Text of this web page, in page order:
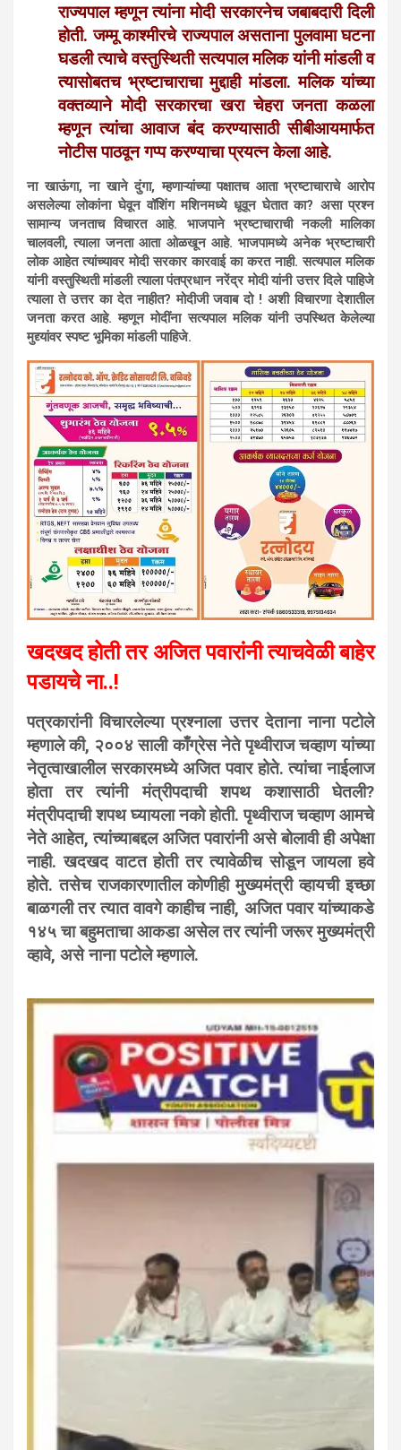
राज्यपाल म्हणून त्यांना मोदी सरकारनेच जबाबदारी दिली
होती. जम्मू काश्मीरचे राज्यपाल असताना पुलवामा घटना
घडली त्याचे वस्तुस्थिती सत्यपाल मलिक यांनी मांडली व
त्यासोबतच भ्रष्टाचाराचा मुद्दाही मांडला. मलिक यांच्या
वक्तव्याने मोदी सरकारचा खरा चेहरा जनता कळला
म्हणून त्यांचा आवाज बंद करण्यासाठी सीबीआयमार्फत
नोटीस पाठवून गप्प करण्याचा प्रयत्न केला आहे.
ना खाऊंगा, ना खाने दुंगा, म्हणाऱ्यांच्या पक्षातच आता भ्रष्टाचाराचे आरोप
असलेल्या लोकांना घेवून वॉशिंग मशिनमध्ये धूवून घेतात का? असा प्रश्न
सामान्य जनताच विचारत आहे. भाजपाने भ्रष्टाचाराची नकली मालिका
चालवली, त्याला जनता आता ओळखून आहे. भाजपामध्ये अनेक भ्रष्टाचारी
लोक आहेत त्यांच्यावर मोदी सरकार कारवाई का करत नाही. सत्यपाल मलिक
यांनी वस्तुस्थिती मांडली त्याला पंतप्रधान नरेंद्र मोदी यांनी उत्तर दिले पाहिजे
त्याला ते उत्तर का देत नाहीत? मोदीजी जवाब दो ! अशी विचारणा देशातील
जनता करत आहे. म्हणून मोदींना सत्यपाल मलिक यांनी उपस्थित केलेल्या
मुद्द्यांवर स्पष्ट भूमिका मांडली पाहिजे.
खदखद होती तर अजित पवारांनी त्याचवेळी बाहेर
पडायचे ना..!
पत्रकारांनी विचारलेल्या प्रश्नाला उत्तर देताना नाना पटोले
म्हणाले की, २००४ साली काँग्रेस नेते पृथ्वीराज चव्हाण यांच्या
नेतृत्वाखालील सरकारमध्ये अजित पवार होते. त्यांचा नाईलाज
होता तर त्यांनी मंत्रीपदाची शपथ कशासाठी घेतली?
मंत्रीपदाची शपथ घ्यायला नको होती. पृथ्वीराज चव्हाण आमचे
नेते आहेत, त्यांच्याबद्दल अजित पवारांनी असे बोलावी ही अपेक्षा
नाही. खदखद वाटत होती तर त्यावेळीच सोडून जायला हवे
होते. तसेच राजकारणातील कोणीही मुख्यमंत्री व्हायची इच्छा
बाळगली तर त्यात वावगे काहीच नाही, अजित पवार यांच्याकडे
१४५ चा बहुमताचा आकडा असेल तर त्यांनी जरूर मुख्यमंत्री
व्हावे, असे नाना पटोले म्हणाले.